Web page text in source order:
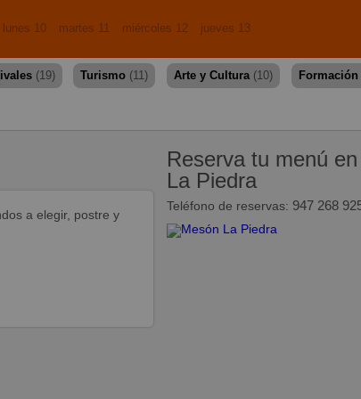
lunes 10 martes 11 miércoles 12 jueves 13
(19) Turismo (11) Arte y Cultura (10) Formación
a elegir, postre y
Reserva tu menú
La Piedra
Teléfono de reservas: 947 268